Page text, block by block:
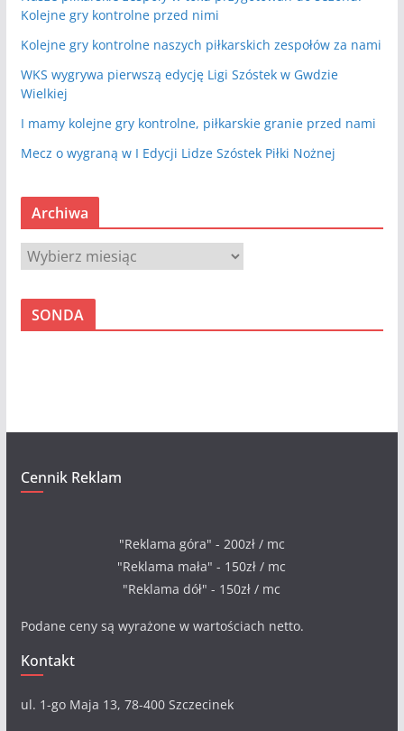
Kolejne gry kontrolne przed nimi
Kolejne gry kontrolne naszych piłkarskich zespołów za nami
WKS wygrywa pierwszą edycję Ligi Szóstek w Gwdzie
Wielkiej
I mamy kolejne gry kontrolne, piłkarskie granie przed nami
Mecz o wygraną w I Edycji Lidze Szóstek Piłki Nożnej
Archiwa
A
r
c
SONDA
Cennik Reklam
"Reklama góra" - 200zł / mc
"Reklama mała" - 150zł / mc
"Reklama dół" - 150zł / mc
Podane ceny są wyrażone w wartościach netto.
Kontakt
ul. 1-go Maja 13, 78-400 Szczecinek